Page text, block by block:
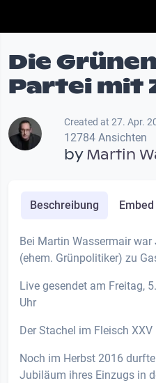
Die
Partei mit
Created at 27. Apr.
12784 Ansichten
byMartin
Beschreibung Embed
Bei Martin Wassermair
(ehem. Grünpolitiker) zu
Live gesendet am Freitag,
Uhr
Der Stachel im Fleisch XXV
Noch im Herbst 2016
Jubiläum ihres Einzugs in